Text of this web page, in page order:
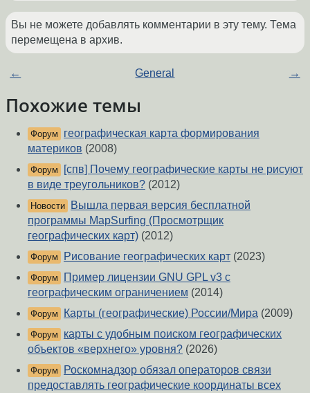
Вы не можете добавлять комментарии в эту тему. Тема
перемещена в архив.
← General →
Похожие темы
Форум
географическая карта формирования
материков (2008)
Форум
[спв] Почему географические карты не рисуют
в виде треугольников? (2012)
Новости
Вышла первая версия бесплатной
программы MapSurfing (Просмотрщик
географических карт) (2012)
Форум Рисование географических карт (2023)
Форум
Пример лицензии GNU GPL v3 c
географическим ограничением (2014)
Форум Карты (географические) России/Мира (2009)
Форум
карты с удобным поиском географических
объектов «верхнего» уровня? (2026)
Форум
Роскомнадзор обязал операторов связи
предоставлять географические координаты всех